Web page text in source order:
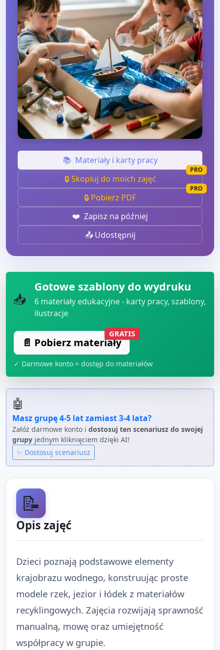
📚 Materiały i karty pracy
🔒 Skopiuj do moich zajęć
PRO
🔒 Pobierz PDF
PRO
❤️ Zapisz na później
📤 Udostępnij
📥
Gotowe szablony do wydruku
6 materiały edukacyjne - karty pracy, szablony,
ilustracje
📄 Pobierz materiały
GRATIS
✓ Darmowe konto = dostęp do materiałów
🤖
Masz grupę4-5 latzamiast3-4 lata?
Załóż darmowe konto i dostosuj ten scenariusz do swojej
grupy jednym kliknięciem dzięki AI!
✨ Dostosuj scenariusz
📝
Opis zajęć
Dzieci poznają podstawowe elementy
krajobrazu wodnego, konstruując proste
modele rzek, jezior i łódek z materiałów
recyklingowych. Zajęcia rozwijają sprawność
manualną, mowę oraz umiejętność
współpracy w grupie.